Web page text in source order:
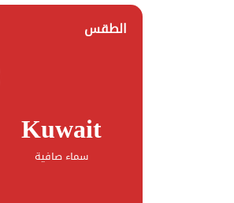
الطقس
Kuwait
سماء صافية